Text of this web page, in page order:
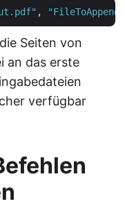
,
Seiten von
an das erste
verfügbar